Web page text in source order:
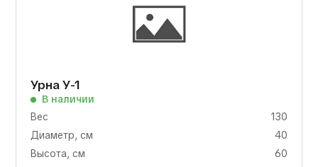
Урна У-1
В наличии
Вес
130
Диаметр, см
40
Высота, см
60